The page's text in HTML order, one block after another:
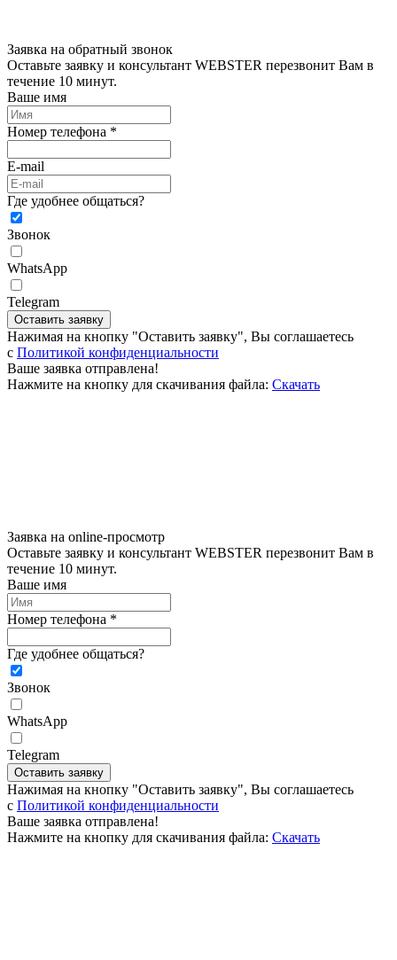
Заявка на обратный звонок
Оставьте заявку и консультант WEBSTER перезвонит Вам в
течение 10 минут.
Ваше имя
Номер телефона *
E-mail
Где удобнее общаться?
Звонок
WhatsApp
Telegram
Оставить заявку
Нажимая на кнопку "Оставить заявку", Вы соглашаетесь
c Политикой конфиденциальности
Ваше заявка отправлена!
Нажмите на кнопку для скачивания файла: Скачать
Заявка на online-просмотр
Оставьте заявку и консультант WEBSTER перезвонит Вам в
течение 10 минут.
Ваше имя
Номер телефона *
Где удобнее общаться?
Звонок
WhatsApp
Telegram
Оставить заявку
Нажимая на кнопку "Оставить заявку", Вы соглашаетесь
c Политикой конфиденциальности
Ваше заявка отправлена!
Нажмите на кнопку для скачивания файла: Скачать